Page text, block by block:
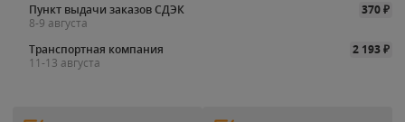
Пункт выдачи заказов СДЭК
370₽
8-9 августа
Транспортная компания
2 193₽
11-13 августа